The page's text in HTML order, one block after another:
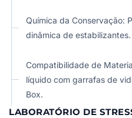
Química da Conservação:
dinâmica de estabilizantes.
Compatibilidade de
líquido com garrafas de
Box.
LABORATÓRIO DE